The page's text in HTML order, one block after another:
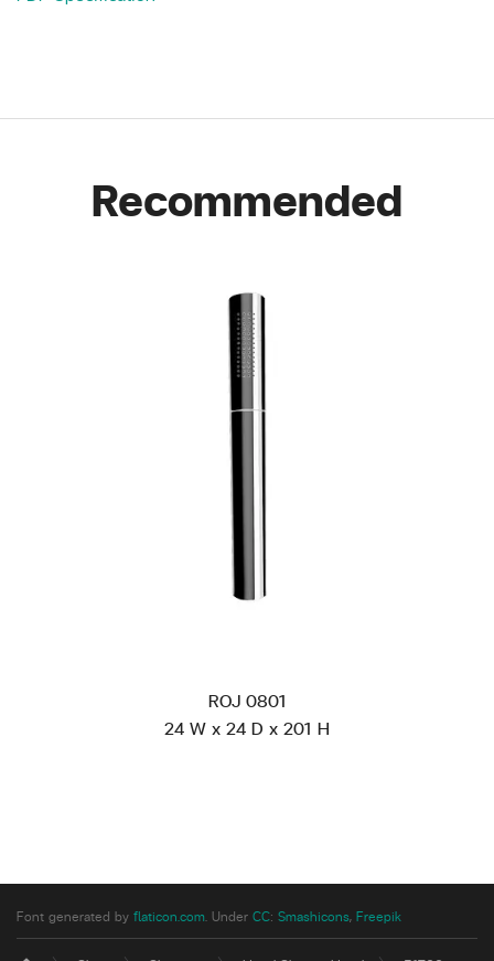
Recommended
ROJ 0801
24 W x 24 D x 201 H
Font generated by flaticon.com. Under CC: Smashicons, Freepik